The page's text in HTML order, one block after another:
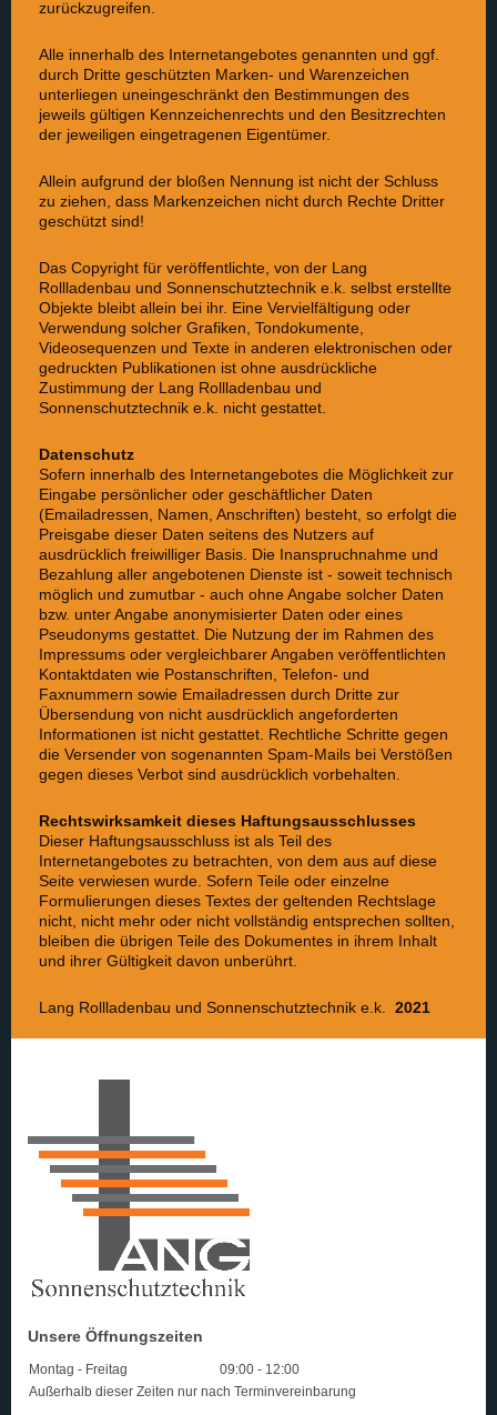
zurückzugreifen.
Alle innerhalb des Internetangebotes genannten und ggf.
durch Dritte geschützten Marken- und Warenzeichen
unterliegen uneingeschränkt den Bestimmungen des
jeweils gültigen Kennzeichenrechts und den Besitzrechten
der jeweiligen eingetragenen Eigentümer.
Allein aufgrund der bloßen Nennung ist nicht der Schluss
zu ziehen, dass Markenzeichen nicht durch Rechte Dritter
geschützt sind!
Das Copyright für veröffentlichte, von der Lang
Rollladenbau und Sonnenschutztechnik e.k. selbst erstellte
Objekte bleibt allein bei ihr. Eine Vervielfältigung oder
Verwendung solcher Grafiken, Tondokumente,
Videosequenzen und Texte in anderen elektronischen oder
gedruckten Publikationen ist ohne ausdrückliche
Zustimmung der Lang Rollladenbau und
Sonnenschutztechnik e.k. nicht gestattet.
Datenschutz
Sofern innerhalb des Internetangebotes die Möglichkeit zur
Eingabe persönlicher oder geschäftlicher Daten
(Emailadressen, Namen, Anschriften) besteht, so erfolgt die
Preisgabe dieser Daten seitens des Nutzers auf
ausdrücklich freiwilliger Basis. Die Inanspruchnahme und
Bezahlung aller angebotenen Dienste ist - soweit technisch
möglich und zumutbar - auch ohne Angabe solcher Daten
bzw. unter Angabe anonymisierter Daten oder eines
Pseudonyms gestattet. Die Nutzung der im Rahmen des
Impressums oder vergleichbarer Angaben veröffentlichten
Kontaktdaten wie Postanschriften, Telefon- und
Faxnummern sowie Emailadressen durch Dritte zur
Übersendung von nicht ausdrücklich angeforderten
Informationen ist nicht gestattet. Rechtliche Schritte gegen
die Versender von sogenannten Spam-Mails bei Verstößen
gegen dieses Verbot sind ausdrücklich vorbehalten.
Rechtswirksamkeit dieses Haftungsausschlusses
Dieser Haftungsausschluss ist als Teil des
Internetangebotes zu betrachten, von dem aus auf diese
Seite verwiesen wurde. Sofern Teile oder einzelne
Formulierungen dieses Textes der geltenden Rechtslage
nicht, nicht mehr oder nicht vollständig entsprechen sollten,
bleiben die übrigen Teile des Dokumentes in ihrem Inhalt
und ihrer Gültigkeit davon unberührt.
Lang Rollladenbau und Sonnenschutztechnik e.k. 2021
Unsere Öffnungszeiten
Montag - Freitag 09:00 - 12:00
Außerhalb dieser Zeiten nur nach Terminvereinbarung